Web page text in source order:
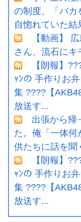
の制度、「バカ
自惚れていた
【動画】
さん、流石にキ
【朗報】
ｬﾝの 手作りお
集 ????【
放送す...
出張から帰
た。俺「一体
供たちに話を
【朗報】
ｬﾝの 手作りお
集 ????【
放送す...